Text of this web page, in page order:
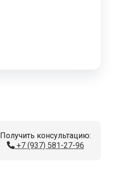
Получить консультацию:
+7 (937) 581-27-96